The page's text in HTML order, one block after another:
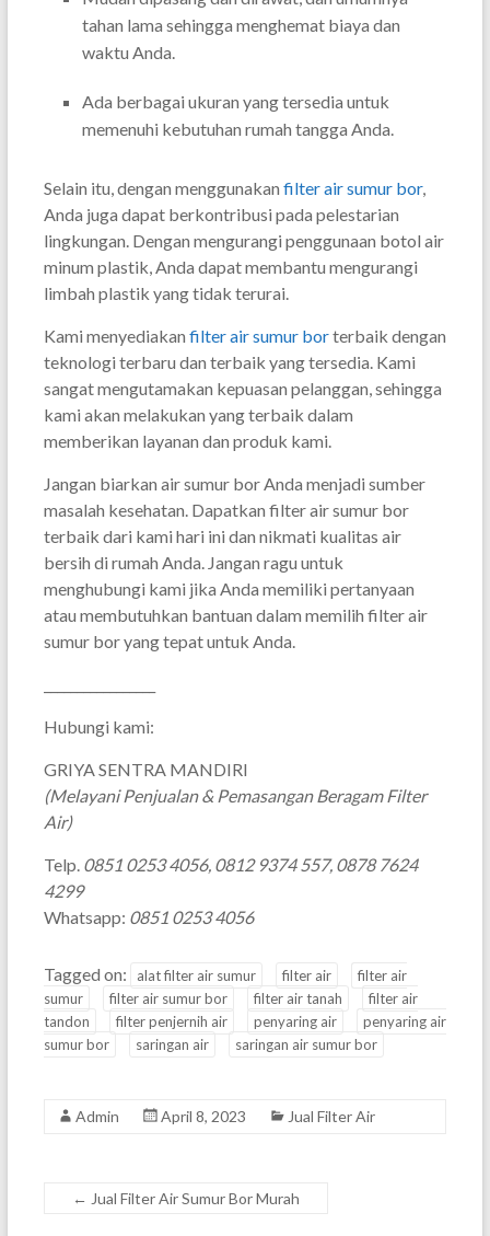
tahan lama sehingga menghemat biaya dan
waktu Anda.
Ada berbagai ukuran yang tersedia untuk
memenuhi kebutuhan rumah tangga Anda.
Selain itu, dengan menggunakan filter air sumur bor,
Anda juga dapat berkontribusi pada pelestarian
lingkungan. Dengan mengurangi penggunaan botol air
minum plastik, Anda dapat membantu mengurangi
limbah plastik yang tidak terurai.
Kami menyediakan filter air sumur borterbaik dengan
teknologi terbaru dan terbaik yang tersedia. Kami
sangat mengutamakan kepuasan pelanggan, sehingga
kami akan melakukan yang terbaik dalam
memberikan layanan dan produk kami.
Jangan biarkan air sumur bor Anda menjadi sumber
masalah kesehatan. Dapatkan filter air sumur bor
terbaik dari kami hari ini dan nikmati kualitas air
bersih di rumah Anda. Jangan ragu untuk
menghubungi kami jika Anda memiliki pertanyaan
atau membutuhkan bantuan dalam memilih filter air
sumur bor yang tepat untuk Anda.
Hubungi kami:
GRIYA SENTRA MANDIRI
(Melayani Penjualan & Pemasangan Beragam Filter
Air)
Telp. 0851 0253 4056, 0812 9374 557, 0878 7624
4299
Whatsapp: 0851 0253 4056
Tagged on: alat filter air sumur filter air
filter air
sumur
filter air sumur bor filter air tanah
filter air
tandon
filter penjernih air penyaring air
penyaring air
sumur bor
saringan air saringan air sumur bor
Admin April 8, 2023 Jual Filter Air
← Jual Filter Air Sumur Bor Murah